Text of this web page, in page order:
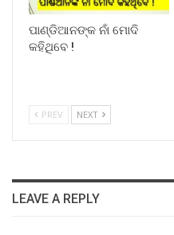
ପାଣ୍ଡିଆନଙ୍କ ନାଁ ମୋଦି
କହିଥିବେ !
PREV NEXT
LEAVE A REPLY